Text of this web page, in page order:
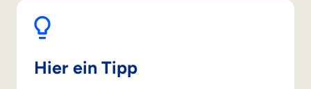
Hier ein Tipp